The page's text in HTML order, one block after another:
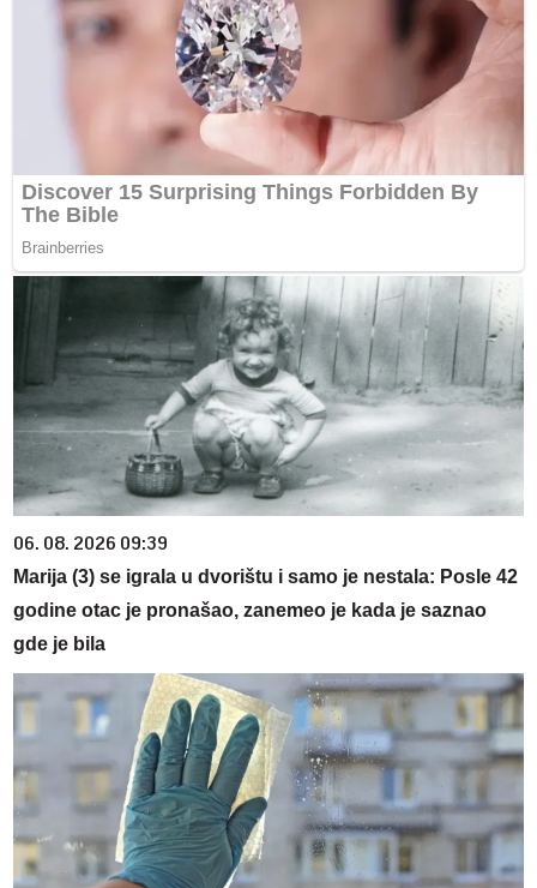
06. 08. 2026 09:39
Marija (3) se igrala u dvorištu i samo je nestala: Posle 42
godine otac je pronašao, zanemeo je kada je saznao
gde je bila